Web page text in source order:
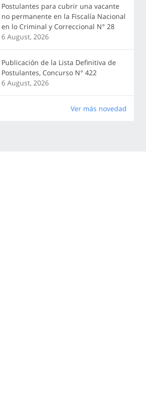
Postulantes para cubrir una vacante
no permanente en la Fiscalía Nacional
en lo Criminal y Correccional N° 28
6 August, 2026
Publicación de la Lista Definitiva de
Postulantes, Concurso N° 422
6 August, 2026
Ver más novedad